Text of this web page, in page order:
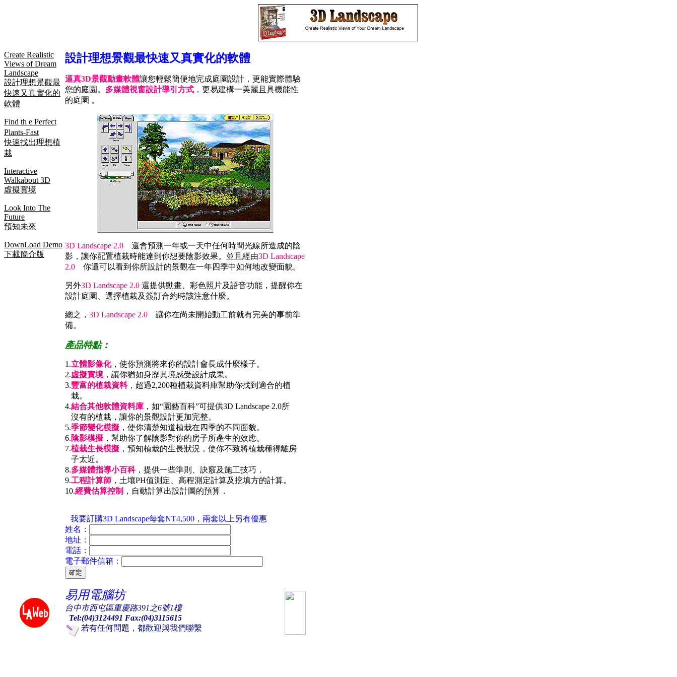
Create Realistic
Views of Dream
Landscape
設計理想景觀最
快速又真實化的
軟體
Find th e Perfect
Plants-Fast
快速找出理想植
栽
Interactive
Walkabout 3D
虛擬實境
Look Into The
Future
預知未來
DownLoad Demo
下載簡介版
設計理想景觀最快速又真實化的軟體
逼真3D景觀動畫軟體讓您輕鬆簡便地完成庭園設計，更能實際體驗
您的庭園。 多媒體視窗設計導引方式 ，更易建構一美麗且具機能性
的庭園 。
3D Landscape 2.0
還會預測一年或一天中任何時間光線所造成的陰
影，讓你配置植栽時能達到你想要陰影效果。並且經由3D Landscape
2.0 你還可以看到你所設計的景觀在一年四季中如何地改變面貌。
另外3D Landscape 2.0 還提供動畫、彩色照片及語音功能，提醒你在
設計庭園、選擇植栽及簽訂合約時該注意什麼。
總之， 3D Landscape 2.0 讓你在尚未開始動工前就有完美的事前準
備。
產品特點：
1.立體影像化，使你預測將來你的設計會長成什麼樣子。
2.虛擬實境，讓你猶如身歷其境感受設計成果。
3.豐富的植栽資料，超過2,200種植栽資料庫幫助你找到適合的植
栽。
4.結合其他軟體資料庫 ，如“園藝百科”可提供3D Landscape 2.0所
沒有的植栽，讓你的景觀設計更加完整。
5.季節變化模擬 ，使你清楚知道植栽在四季的不同面貌。
6.陰影模擬 ，幫助你了解陰影對你的房子所產生的效應。
7.植栽生長模擬 ，預知植栽的生長狀況，使你不致將植栽種得離房
子太近。
8.多媒體指導小百科，提供一些準則、訣竅及施工技巧．
9.工程計算師 ，土壤PH值測定、高程測定計算及挖填方的計算。
10.經費估算控制 ，自動計算出設計圖的預算．
我要訂購3D Landscape每套NT4,500，兩套以上另有優惠
姓名：
地址：
電話：
電子郵件信箱：
易用電腦坊
台中市西屯區重慶路391之6號1樓
Tel:(04)3124491 Fax:(04)3115615
若有任何問題，都歡迎與我們聯繫